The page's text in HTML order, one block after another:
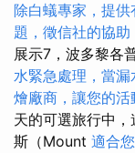
除白蟻專家，提
題，徵信社的協助
展示7，波多黎各
水緊急處理，當
燴廠商，讓您的活
天的可選旅行中，
斯（Mount 適合